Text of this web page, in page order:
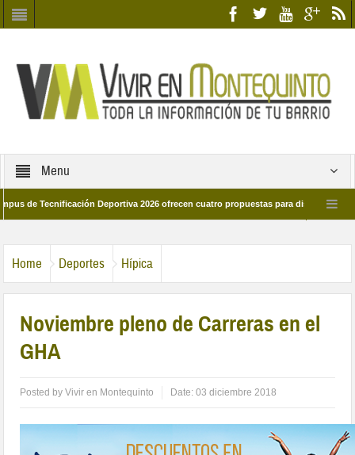
Menu
Tecnificación Deportiva 2026 ofrecen cuatro propuestas para disfrutar del deporte
Home Deportes Hípica
Noviembre pleno de Carreras en el
GHA
Posted byVivir en Montequinto Date:03 diciembre 2018